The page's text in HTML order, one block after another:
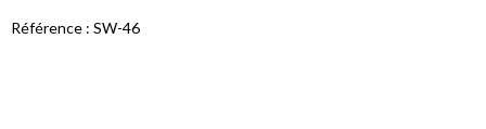
Référence : SW-46